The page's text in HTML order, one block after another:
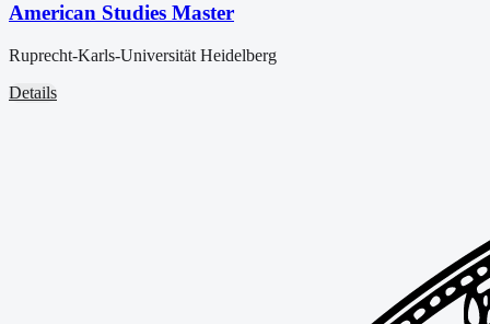
American Studies Master
Ruprecht-Karls-Universität Heidelberg
Details